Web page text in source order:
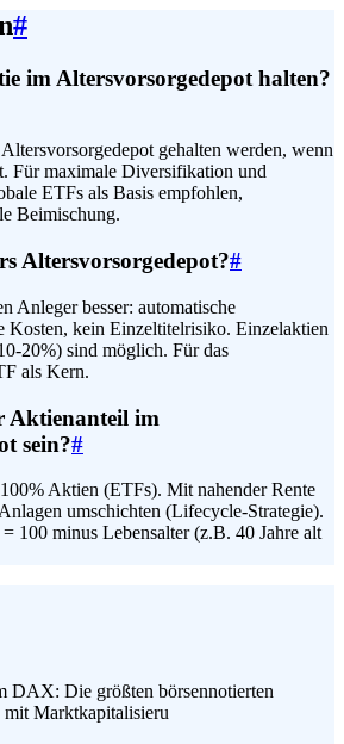
#
im Altersvorsorgedepot halten?
gehalten werden, wenn
Für maximale Diversifikation und
ETFs als Basis empfohlen,
Beimischung.
Altersvorsorgedepot?#
Anleger besser: automatische
Kosten, kein Einzeltitelrisiko. Einzelaktien
20%) sind möglich. Für das
als Kern.
Aktienanteil im
sein?#
Aktien (ETFs). Mit nahender Rente
umschichten (Lifecycle-Strategie).
100 minus Lebensalter (z.B. 40 Jahre alt
DAX: Die größten börsennotierten
mit Marktkapitalisieru